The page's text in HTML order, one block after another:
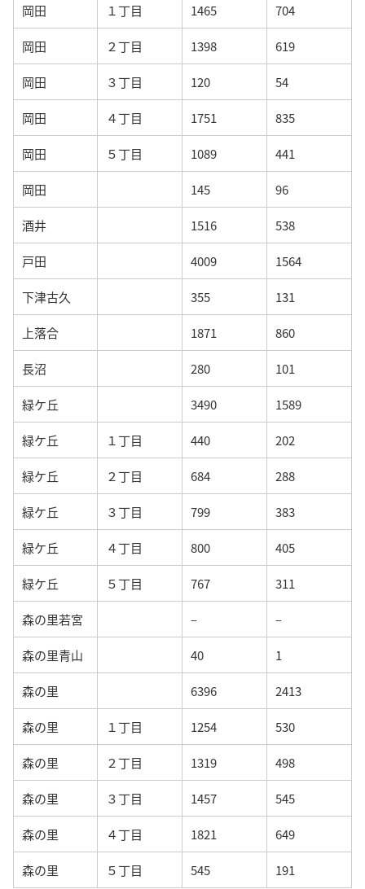
岡田 １丁目 1465 704
岡田 ２丁目 1398 619
岡田 ３丁目 120 54
岡田 ４丁目 1751 835
岡田 ５丁目 1089 441
岡田 145 96
酒井 1516 538
戸田 4009 1564
下津古久 355 131
上落合 1871 860
長沼 280 101
緑ケ丘 3490 1589
緑ケ丘 １丁目 440 202
緑ケ丘 ２丁目 684 288
緑ケ丘 ３丁目 799 383
緑ケ丘 ４丁目 800 405
緑ケ丘 ５丁目 767 311
森の里若宮 – –
森の里青山 40 1
森の里 6396 2413
森の里 １丁目 1254 530
森の里 ２丁目 1319 498
森の里 ３丁目 1457 545
森の里 ４丁目 1821 649
森の里 ５丁目 545 191